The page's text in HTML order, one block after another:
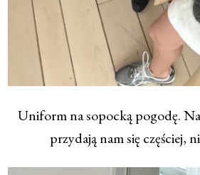
Uniform na sopocką pogodę.
przydają nam się częściej,